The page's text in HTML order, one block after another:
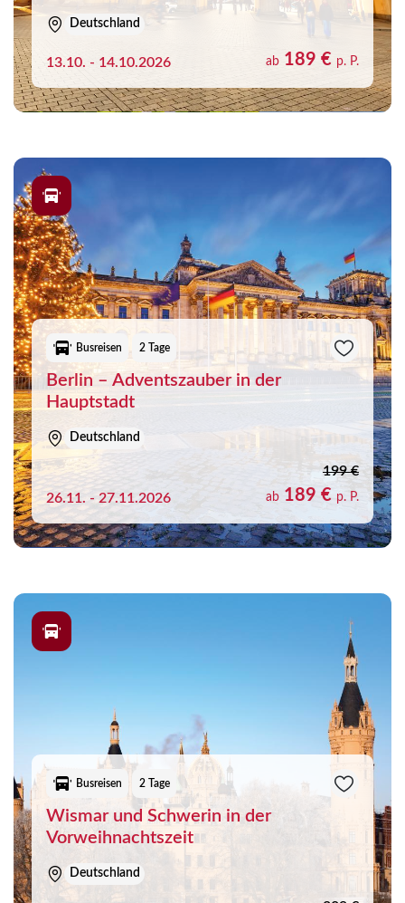
Deutschland
13.10. - 14.10.2026 ab 189 € p. P.
Busreisen 2 Tage
Berlin – Adventszauber in der
Hauptstadt
Deutschland
26.11. - 27.11.2026
199 €
ab 189 € p. P.
Busreisen 2 Tage
Wismar und Schwerin in der
Vorweihnachtszeit
Deutschland